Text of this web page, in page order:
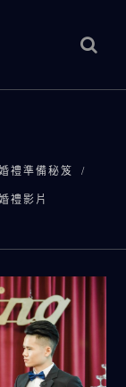
禮準備秘笈 /
禮影片